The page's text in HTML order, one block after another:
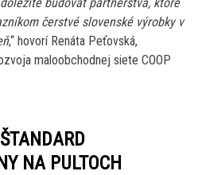
čerstvé slovenské výrobky v
,“ hovorí Renáta Peťovská,
maloobchodnej siete COOP
NA PULTOCH